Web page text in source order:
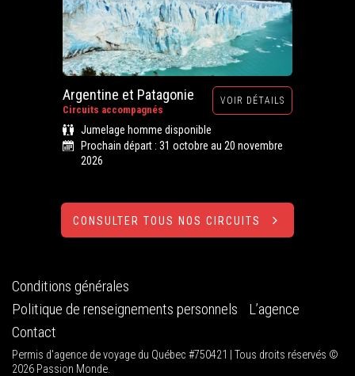
Argentine et Patagonie
Circuits accompagnés
VOIR DÉTAILS
Jumelage homme disponible
Prochain départ : 31 octobre au 20 novembre
2026
CONSULTER TOUS NOS CIRCUITS
Conditions générales
Politique de renseignements personnels
L’agence
Contact
Permis d'agence de voyage du Québec #750421 | Tous droits réservés ©
2026 Passion Monde.